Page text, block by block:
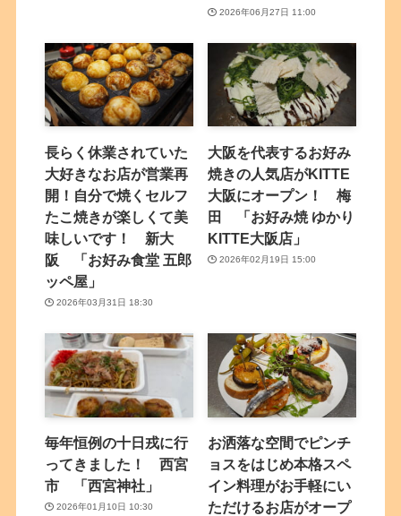
2026年06月27日 11:00
長らく休業されていた
大好きなお店が営業再
開！自分で焼くセルフ
たこ焼きが楽しくて美
味しいです！ 新大
阪 「お好み食堂 五郎
ッペ屋」
2026年03月31日 18:30
大阪を代表するお好み
焼きの人気店がKITTE
大阪にオープン！ 梅
田 「お好み焼 ゆかり
KITTE大阪店」
2026年02月19日 15:00
毎年恒例の十日戎に行
ってきました！ 西宮
市 「西宮神社」
2026年01月10日 10:30
お洒落な空間でピンチ
ョスをはじめ本格スペ
イン料理がお手軽にい
ただけるお店がオープ